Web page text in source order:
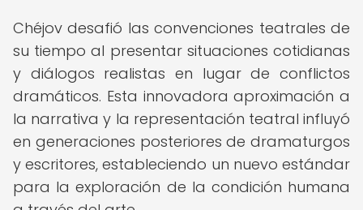
Chéjov desafió las convenciones teatrales de
su tiempo al presentar situaciones cotidianas
y diálogos realistas en lugar de conflictos
dramáticos. Esta innovadora aproximación a
la narrativa y la representación teatral influyó
en generaciones posteriores de dramaturgos
y escritores, estableciendo un nuevo estándar
para la exploración de la condición humana